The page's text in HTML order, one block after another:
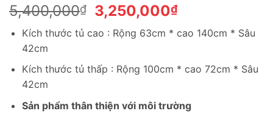
5,400,000₫
Giá
gốc
là:
3,250,000₫Giá
tại
3,250,000₫.
Kích thước tủ cao : Rộng 63cm * cao 140cm * Sâu
42cm
Kích thước tủ thấp : Rộng 100cm * cao 72cm * Sâu
42cm
Sản phẩm thân thiện với môi trường